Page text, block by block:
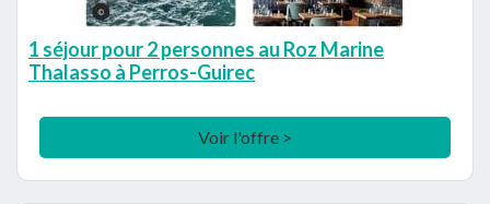
1 séjour pour 2 personnes au Roz Marine
Thalasso à Perros-Guirec
Voir l'offre >